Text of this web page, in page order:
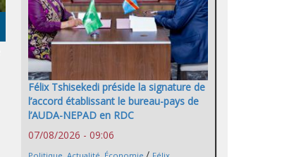
Félix Tshisekedi préside la signature de
l’accord établissant le bureau-pays de
l’AUDA-NEPAD en RDC
07/08/2026 - 09:06